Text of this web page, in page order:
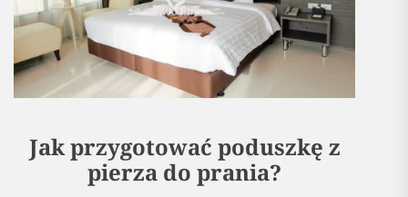
Jak przygotować poduszkę z
pierza do prania?